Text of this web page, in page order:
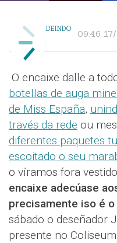
DEINDO 09:46
O encaixe dalle a
botellas de auga
de Miss España,
través da rede ou
diferentes paquetes
escoitado o seu
o víramos fora
encaixe adecúase
precisamente iso é
sábado o deseñador
presente no